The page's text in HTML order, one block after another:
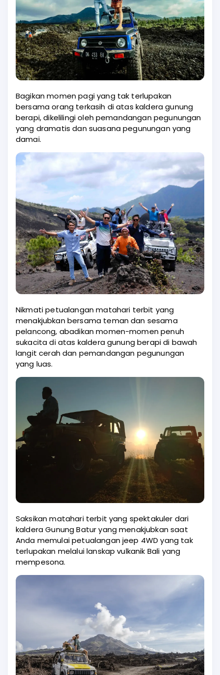
Bagikan momen pagi yang tak terlupakan
bersama orang terkasih di atas kaldera gunung
berapi, dikelilingi oleh pemandangan pegunungan
yang dramatis dan suasana pegunungan yang
damai.
Nikmati petualangan matahari terbit yang
menakjubkan bersama teman dan sesama
pelancong, abadikan momen-momen penuh
sukacita di atas kaldera gunung berapi di bawah
langit cerah dan pemandangan pegunungan
yang luas.
Saksikan matahari terbit yang spektakuler dari
kaldera Gunung Batur yang menakjubkan saat
Anda memulai petualangan jeep 4WD yang tak
terlupakan melalui lanskap vulkanik Bali yang
mempesona.